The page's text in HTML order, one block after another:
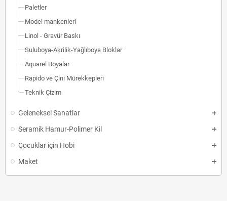
Paletler
Model mankenleri
Linol - Gravür Baskı
Suluboya-Akrilik-Yağlıboya Bloklar
Aquarel Boyalar
Rapido ve Çini Mürekkepleri
Teknik Çizim
Geleneksel Sanatlar
Seramik Hamur-Polimer Kil
Çocuklar için Hobi
Maket